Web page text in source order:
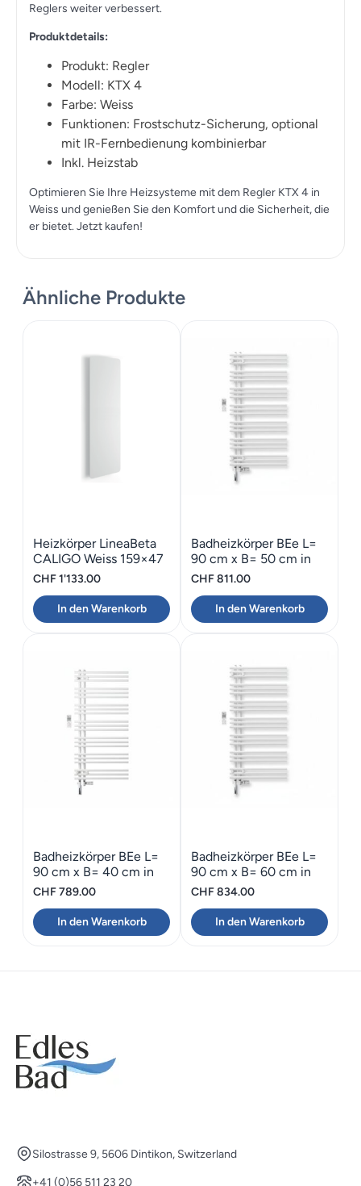
Reglers weiter verbessert.
Produktdetails:
Produkt: Regler
Modell: KTX 4
Farbe: Weiss
Funktionen: Frostschutz-Sicherung, optional
mit IR-Fernbedienung kombinierbar
Inkl. Heizstab
Optimieren Sie Ihre Heizsysteme mit dem Regler KTX 4 in
Weiss und genießen Sie den Komfort und die Sicherheit, die
er bietet. Jetzt kaufen!
Ähnliche Produkte
Heizkörper LineaBeta
CALIGO Weiss 159×47
CHF1'133.00
In den Warenkorb
Badheizkörper BEe L=
90 cm x B= 50 cm in
weiss
CHF811.00
In den Warenkorb
Badheizkörper BEe L=
90 cm x B= 40 cm in
weiss
CHF789.00
In den Warenkorb
Badheizkörper BEe L=
90 cm x B= 60 cm in
weiss
CHF834.00
In den Warenkorb
Silostrasse 9, 5606 Dintikon, Switzerland
+41 (0)56 511 23 20